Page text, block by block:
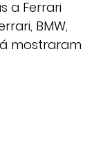
a Ferrari
BMW,
mostraram